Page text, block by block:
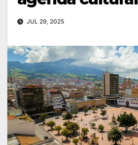
JUL 29, 2025